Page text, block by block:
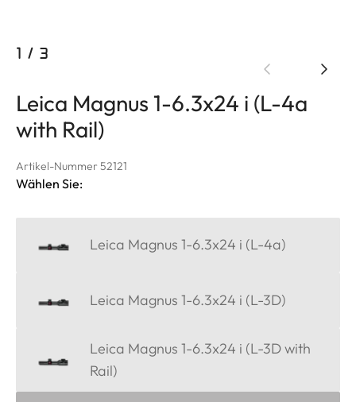
1 / 3
Leica Magnus 1-6.3x24 i (L-4a
with Rail)
Artikel-Nummer 52121
Wählen Sie:
Leica Magnus 1-6.3x24 i (L-4a)
Leica Magnus 1-6.3x24 i (L-3D)
Leica Magnus 1-6.3x24 i (L-3D with
Rail)